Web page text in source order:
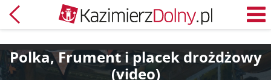
Powrót
Polka, Frument i placek drożdżowy
(video)